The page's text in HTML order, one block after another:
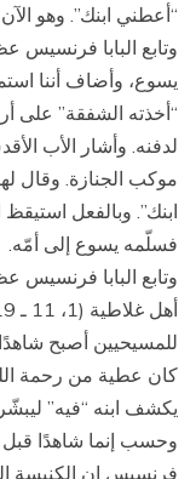
“أعطني ابنك”. وهو
وتابع البابا فرنسيس
“أخذته الشفقة” على
لدفنه. وأشار الأب
موكب الجنازة. وقال
ابنك”. وبالفعل
فسلّمه يسوع إلى أمّه.
وتابع البابا فرنسيس
للمسيحيين أصبح
كان عطية من رحمة
يكشف ابنه “فيه”
وحسب إنما شاهدًا
فرنسيس إن الكنيسة